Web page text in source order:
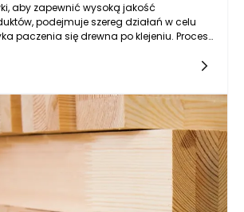
aby zapewnić wysoką jakość
podejmuje szereg działań w celu
paczenia się drewna po klejeniu. Proces
ale także stosowanie
technologicznych oraz kontrola